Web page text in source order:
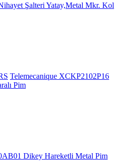
Şalteri Yatay,Metal Mkr. Kol
Telemecanique XCKP2102P16
Pim
Dikey Hareketli Metal Pim